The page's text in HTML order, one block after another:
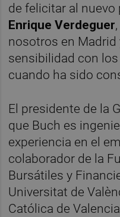
de felicitar al nuevo
Enrique Verdeguer
nosotros en
sensibilidad con
cuando ha sido
El presidente de la
que Buch es
experiencia en el
colaborador de la
Bursátiles y
Universitat de
Católica de